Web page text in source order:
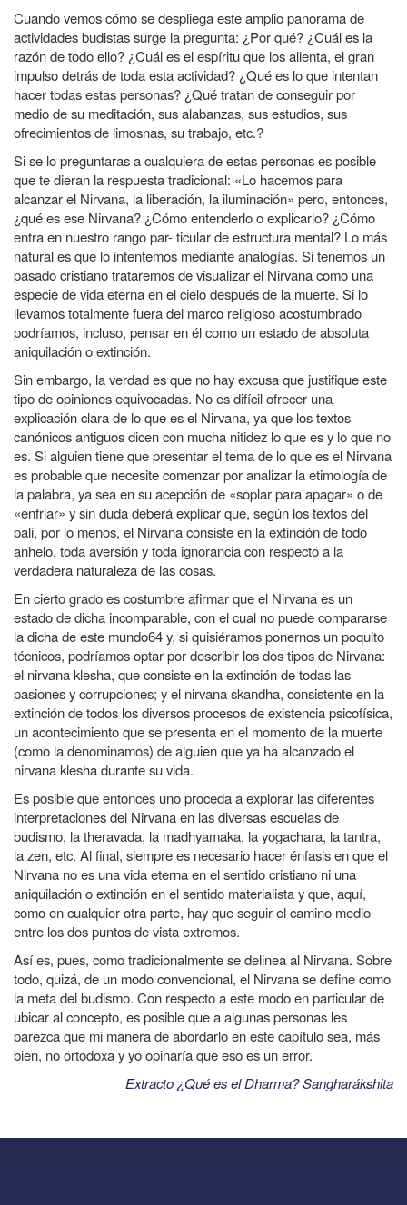
Cuando vemos cómo se despliega este amplio panorama de
actividades budistas surge la pregunta: ¿Por qué? ¿Cuál es la
razón de todo ello? ¿Cuál es el espíritu que los alienta, el gran
impulso detrás de toda esta actividad? ¿Qué es lo que intentan
hacer todas estas personas? ¿Qué tratan de conseguir por
medio de su meditación, sus alabanzas, sus estudios, sus
ofrecimientos de limosnas, su trabajo, etc.?
Si se lo preguntaras a cualquiera de estas personas es posible
que te dieran la respuesta tradicional: «Lo hacemos para
alcanzar el Nirvana, la liberación, la iluminación» pero, entonces,
¿qué es ese Nirvana? ¿Cómo entenderlo o explicarlo? ¿Cómo
entra en nuestro rango par- ticular de estructura mental? Lo más
natural es que lo intentemos mediante analogías. Si tenemos un
pasado cristiano trataremos de visualizar el Nirvana como una
especie de vida eterna en el cielo después de la muerte. Si lo
llevamos totalmente fuera del marco religioso acostumbrado
podríamos, incluso, pensar en él como un estado de absoluta
aniquilación o extinción.
Sin embargo, la verdad es que no hay excusa que justifique este
tipo de opiniones equivocadas. No es difícil ofrecer una
explicación clara de lo que es el Nirvana, ya que los textos
canónicos antiguos dicen con mucha nitidez lo que es y lo que no
es. Si alguien tiene que presentar el tema de lo que es el Nirvana
es probable que necesite comenzar por analizar la etimología de
la palabra, ya sea en su acepción de «soplar para apagar» o de
«enfriar» y sin duda deberá explicar que, según los textos del
pali, por lo menos, el Nirvana consiste en la extinción de todo
anhelo, toda aversión y toda ignorancia con respecto a la
verdadera naturaleza de las cosas.
En cierto grado es costumbre afirmar que el Nirvana es un
estado de dicha incomparable, con el cual no puede compararse
la dicha de este mundo64 y, si quisiéramos ponernos un poquito
técnicos, podríamos optar por describir los dos tipos de Nirvana:
el nirvana klesha, que consiste en la extinción de todas las
pasiones y corrupciones; y el nirvana skandha, consistente en la
extinción de todos los diversos procesos de existencia psicofísica,
un acontecimiento que se presenta en el momento de la muerte
(como la denominamos) de alguien que ya ha alcanzado el
nirvana klesha durante su vida.
Es posible que entonces uno proceda a explorar las diferentes
interpretaciones del Nirvana en las diversas escuelas de
budismo, la theravada, la madhyamaka, la yogachara, la tantra,
la zen, etc. Al final, siempre es necesario hacer énfasis en que el
Nirvana no es una vida eterna en el sentido cristiano ni una
aniquilación o extinción en el sentido materialista y que, aquí,
como en cualquier otra parte, hay que seguir el camino medio
entre los dos puntos de vista extremos.
Así es, pues, como tradicionalmente se delinea al Nirvana. Sobre
todo, quizá, de un modo convencional, el Nirvana se define como
la meta del budismo. Con respecto a este modo en particular de
ubicar al concepto, es posible que a algunas personas les
parezca que mi manera de abordarlo en este capítulo sea, más
bien, no ortodoxa y yo opinaría que eso es un error.
Extracto ¿Qué es el Dharma? Sangharákshita